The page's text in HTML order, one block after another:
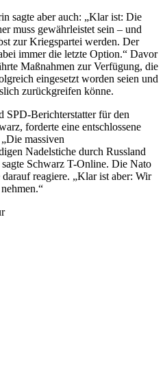
sagte aber auch: „Klar ist: Die
muss gewährleistet sein – und
zur Kriegspartei werden. Der
immer die letzte Option.“ Davor
Maßnahmen zur Verfügung, die
eingesetzt worden seien und
zurückgreifen könne.
SPD-Berichterstatter für den
forderte eine entschlossene
massiven
Nadelstiche durch Russland
Schwarz T-Online. Die Nato
reagiere. „Klar ist aber: Wir